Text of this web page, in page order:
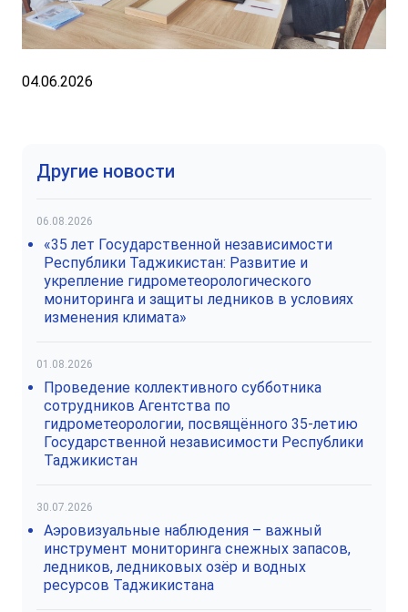
04.06.2026
Другие новости
06.08.2026
«35 лет Государственной независимости
Республики Таджикистан: Развитие и
укрепление гидрометеорологического
мониторинга и защиты ледников в условиях
изменения климата»
01.08.2026
Проведение коллективного субботника
сотрудников Агентства по
гидрометеорологии, посвящённого 35-летию
Государственной независимости Республики
Таджикистан
30.07.2026
Аэровизуальные наблюдения – важный
инструмент мониторинга снежных запасов,
ледников, ледниковых озёр и водных
ресурсов Таджикистана